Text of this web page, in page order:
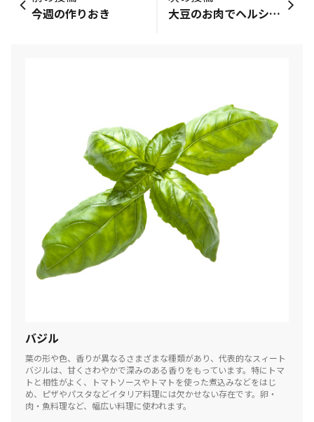
バジル
葉の形や色、香りが異なるさまざまな種類があり、代表的なスィート
バジルは、甘くさわやかで深みのある香りをもっています。特にトマ
トと相性がよく、トマトソースやトマトを使った煮込みなどをはじ
め、ピザやパスタなどイタリア料理には欠かせない存在です。卵・
肉・魚料理など、幅広い料理に使われます。
今週の作りおき
大豆のお肉でヘルシーチャプチェ